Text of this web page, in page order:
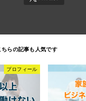
プロフィール